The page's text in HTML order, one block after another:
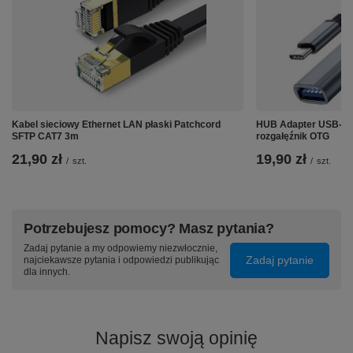
⭐ Wbudowany port USB 3.0 pozwala na szybkie
zgrywanie plików z prędkością do 5 Gbps
⭐ Obsługuje protokoły IPv4 i IPv6
⭐ Obsługuje Auto MDIX
✅ 2x port USB 2.0
✅ 1x port USB 3.0 o przepustowości do 5 Gbps
✅ Kompatybilność wsteczna z USB 2.0 i USB 3.0
Kabel sieciowy Ethernet LAN płaski Patchcord
SFTP CAT7 3m
21,90 zł / szt.
HUB Adapter USB-
rozgałęźnik OTG
19,90 zł / szt.
Potrzebujesz pomocy? Masz pytania?
Zadaj pytanie a my odpowiemy niezwłocznie,
najciekawsze pytania i odpowiedzi publikując
dla innych.
Zadaj pytanie
Napisz swoją opinię